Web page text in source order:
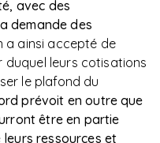
avec des
demande des
a ainsi accepté de
duquel leurs cotisations
le plafond du
prévoit en outre que
être en partie
ressources et